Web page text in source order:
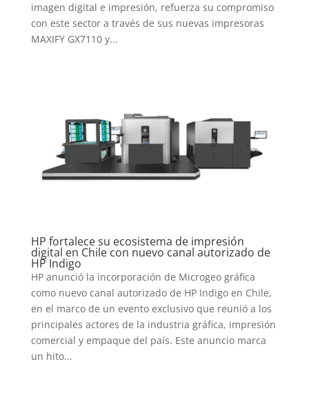
imagen digital e impresión, refuerza su compromiso
con este sector a través de sus nuevas impresoras
MAXIFY GX7110 y...
HP fortalece su ecosistema de impresión
digital en Chile con nuevo canal autorizado de
HP Indigo
HP anunció la incorporación de Microgeo gráfica
como nuevo canal autorizado de HP Indigo en Chile,
en el marco de un evento exclusivo que reunió a los
principales actores de la industria gráfica, impresión
comercial y empaque del país. Este anuncio marca
un hito...